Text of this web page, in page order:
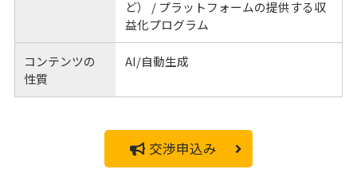
ど） / プラットフォームの提供する収
益化プログラム
コンテンツの
性質
AI/自動生成
交渉申込み